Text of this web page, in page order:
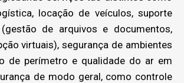
locação de veículos, suporte
de arquivos e documentos,
virtuais), segurança de ambientes
de perímetro e qualidade do ar em
de modo geral, como controle